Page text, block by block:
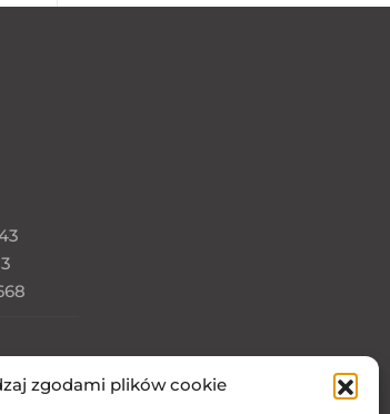
zgodami plików cookie